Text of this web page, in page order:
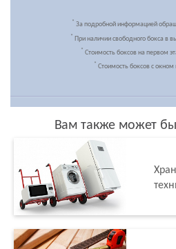
* За подробной информацией
* При наличии свободного бокса в
* Стоимость боксов на первом
* Стоимость боксов с
Вам также может